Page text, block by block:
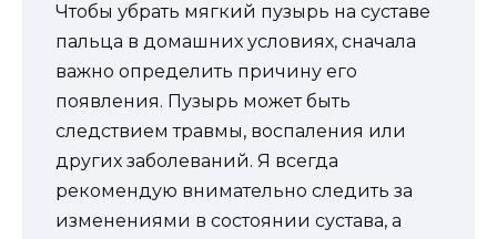
Чтобы убрать мягкий пузырь на суставе
пальца в домашних условиях, сначала
важно определить причину его
появления. Пузырь может быть
следствием травмы, воспаления или
других заболеваний. Я всегда
рекомендую внимательно следить за
изменениями в состоянии сустава, а